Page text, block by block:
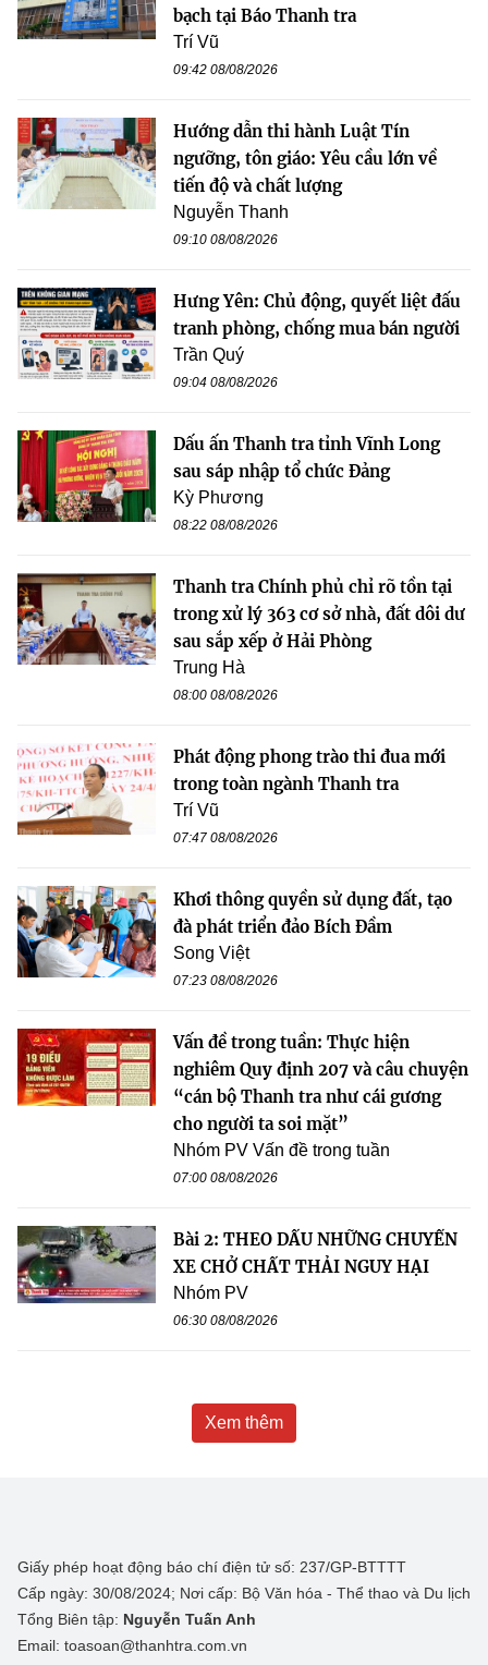
bạch tại Báo Thanh tra
Trí Vũ
09:42 08/08/2026
Hướng dẫn thi hành Luật Tín
ngưỡng, tôn giáo: Yêu cầu lớn về
tiến độ và chất lượng
Nguyễn Thanh
09:10 08/08/2026
Hưng Yên: Chủ động, quyết liệt đấu
tranh phòng, chống mua bán người
Trần Quý
09:04 08/08/2026
Dấu ấn Thanh tra tỉnh Vĩnh Long
sau sáp nhập tổ chức Đảng
Kỳ Phương
08:22 08/08/2026
Thanh tra Chính phủ chỉ rõ tồn tại
trong xử lý 363 cơ sở nhà, đất dôi dư
sau sắp xếp ở Hải Phòng
Trung Hà
08:00 08/08/2026
Phát động phong trào thi đua mới
trong toàn ngành Thanh tra
Trí Vũ
07:47 08/08/2026
Khơi thông quyền sử dụng đất, tạo
đà phát triển đảo Bích Đầm
Song Việt
07:23 08/08/2026
Vấn đề trong tuần: Thực hiện
nghiêm Quy định 207 và câu chuyện
“cán bộ Thanh tra như cái gương
cho người ta soi mặt”
Nhóm PV Vấn đề trong tuần
07:00 08/08/2026
Bài 2: THEO DẤU NHỮNG CHUYẾN
XE CHỞ CHẤT THẢI NGUY HẠI
Nhóm PV
06:30 08/08/2026
Xem thêm
Giấy phép hoạt động báo chí điện tử số: 237/GP-BTTTT
Cấp ngày: 30/08/2024; Nơi cấp: Bộ Văn hóa - Thể thao và Du lịch
Tổng Biên tập: Nguyễn Tuấn Anh
Email: toasoan@thanhtra.com.vn